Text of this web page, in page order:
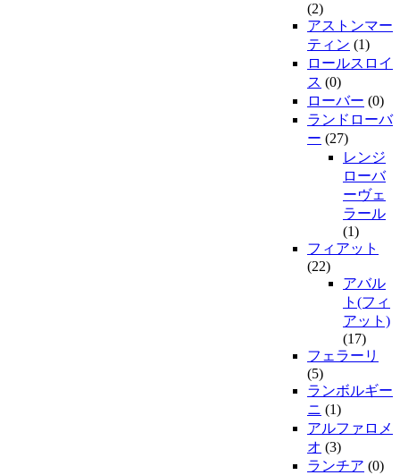
(2)
アストンマー
ティン (1)
ロールスロイ
ス (0)
ローバー (0)
ランドローバ
ー (27)
レンジ
ローバ
ーヴェ
ラール
(1)
フィアット
(22)
アバル
ト(フィ
アット)
(17)
フェラーリ
(5)
ランボルギー
ニ (1)
アルファロメ
オ (3)
ランチア (0)